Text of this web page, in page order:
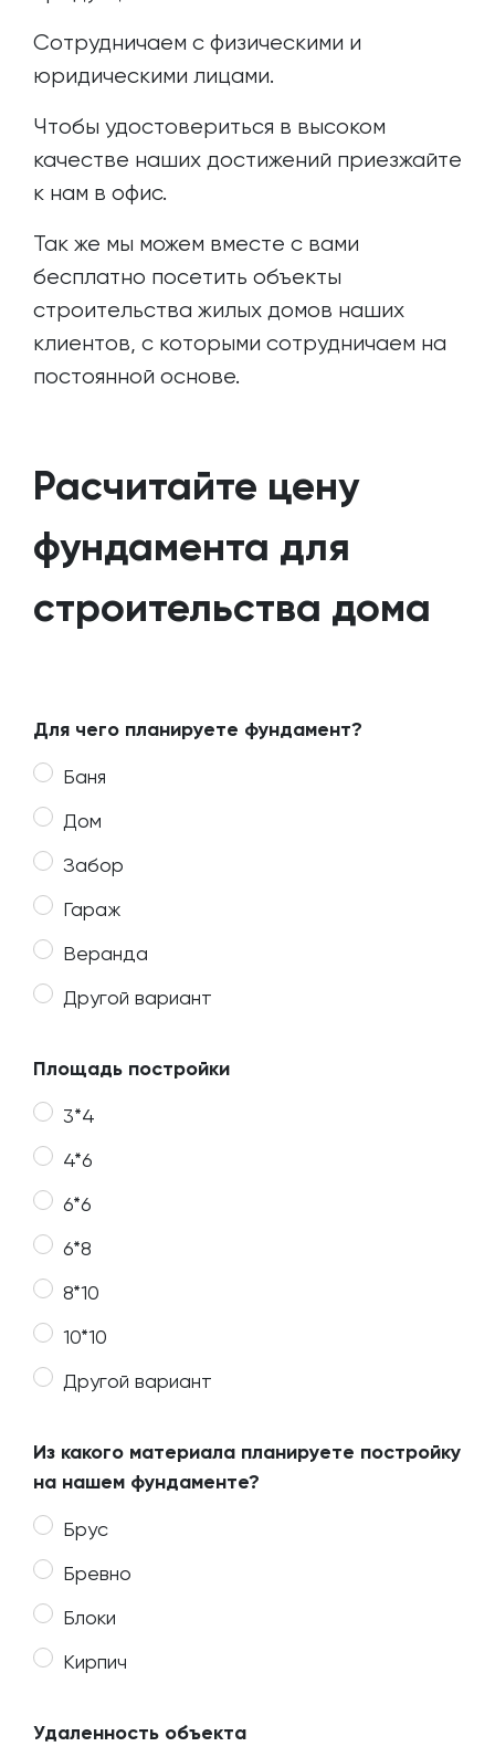
Сотрудничаем с физическими и
юридическими лицами.
Чтобы удостовериться в высоком
качестве наших достижений приезжайте
к нам в офис.
Так же мы можем вместе с вами
бесплатно посетить объекты
строительства жилых домов наших
клиентов, с которыми сотрудничаем на
постоянной основе.
Расчитайте цену
фундамента для
строительства дома
Для чего планируете фундамент?
Баня
Дом
Забор
Гараж
Веранда
Другой вариант
Площадь постройки
3*4
4*6
6*6
6*8
8*10
10*10
Другой вариант
Из какого материала планируете постройку
на нашем фундаменте?
Брус
Бревно
Блоки
Кирпич
Удаленность объекта